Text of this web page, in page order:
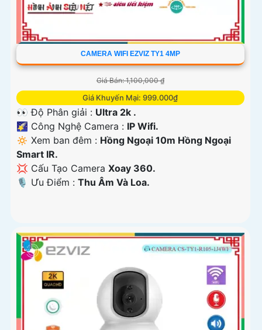
CAMERA WIFI EZVIZ TY1 4MP
Giá Bán: 1,100,000 ₫
Giá Khuyến Mại: 999.000₫
👀 Độ Phân giải : Ultra 2k .
🌠 Công Nghệ Camera : IP Wifi.
🔅 Xem ban đêm : Hồng Ngoại 10m Hồng Ngoại
Smart IR.
💢 Cấu Tạo Camera Xoay 360.
️🎙 Ưu Điểm : Thu Âm Và Loa.